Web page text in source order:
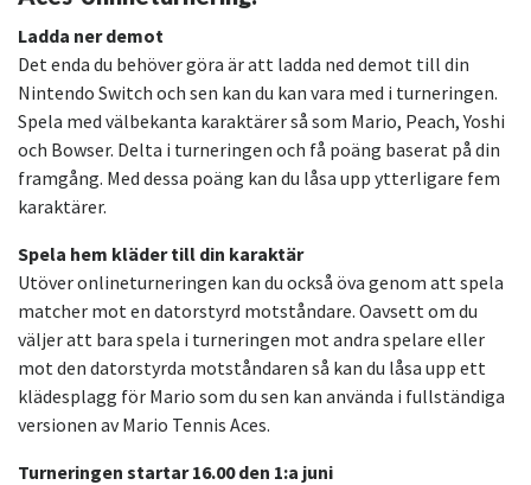
Ladda ner demot
Det enda du behöver göra är att ladda ned demot till din
Nintendo Switch och sen kan du kan vara med i turneringen.
Spela med välbekanta karaktärer så som Mario, Peach, Yoshi
och Bowser. Delta i turneringen och få poäng baserat på din
framgång. Med dessa poäng kan du låsa upp ytterligare fem
karaktärer.
Spela hem kläder till din karaktär
Utöver onlineturneringen kan du också öva genom att spela
matcher mot en datorstyrd motståndare. Oavsett om du
väljer att bara spela i turneringen mot andra spelare eller
mot den datorstyrda motståndaren så kan du låsa upp ett
klädesplagg för Mario som du sen kan använda i fullständiga
versionen av Mario Tennis Aces.
Turneringen startar 16.00 den 1:a juni